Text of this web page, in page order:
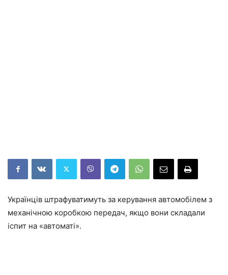
Українців штрафуватимуть за керування автомобілем з
механічною коробкою передач, якщо вони складали
іспит на «автоматі».